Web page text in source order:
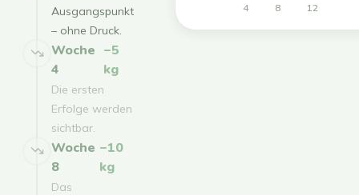
Ausgangspunkt
– ohne Druck.
Woche
4
−5
kg
Die ersten
Erfolge werden
sichtbar.
Woche
8
−10
kg
Das
4
8
12